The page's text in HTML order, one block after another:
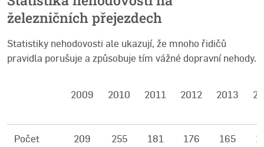
železničních přejezdech
Statistiky nehodovosti ale ukazují, že mnoho řidičů
pravidla porušuje a způsobuje tím vážné dopravní nehody.
2009 2010 2011 2012 2013
Počet
209 255 181 176 165